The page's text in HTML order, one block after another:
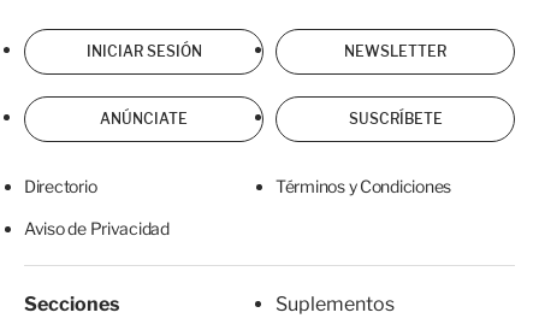
INICIAR SESIÓN NEWSLETTER
ANÚNCIATE SUSCRÍBETE
Directorio Términos y Condiciones
Aviso de Privacidad
Secciones
Suplementos